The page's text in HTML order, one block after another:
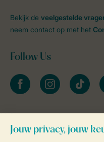
Bekijk de veelgestelde
neem contact op met het
Follow Us
facebookinstagramtiktok